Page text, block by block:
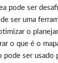
pode ser
ser uma
o
o que é o
pode ser usado